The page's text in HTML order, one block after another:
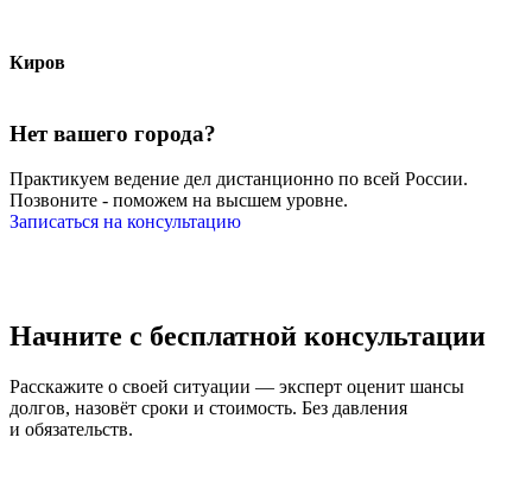
Киров
Нет вашего города?
Практикуем ведение дел дистанционно по всей России.
Позвоните - поможем на высшем уровне.
Записаться на консультацию
Начните с бесплатной консультации
Расскажите о своей ситуации — эксперт оценит шансы
долгов, назовёт сроки и стоимость. Без давления
и обязательств.